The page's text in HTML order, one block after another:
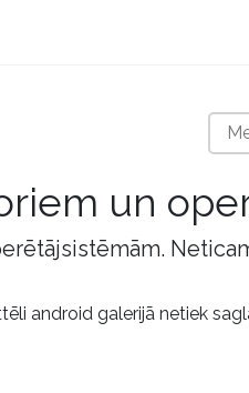
un
android galerijā netiek